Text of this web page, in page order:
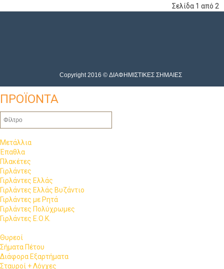
Σελίδα 1 από 2
Copyright 2016 © ΔΙΑΦΗΜΙΣΤΙΚΕΣ ΣΗΜΑΙΕΣ
ΠΡΟΪΟΝΤΑ
Μετάλλια
Έπαθλα
Πλακέτες
Γιρλάντες
Γιρλάντες Ελλάς
Γιρλάντες Ελλάς Βυζάντιο
Γιρλάντες με Ρητά
Γιρλάντες Πολύχρωμες
Γιρλάντες Ε.Ο.Κ.
Θυρεοί
Σήματα Πέτου
Διάφορα Εξαρτήματα
Σταυροί + Λόγχες